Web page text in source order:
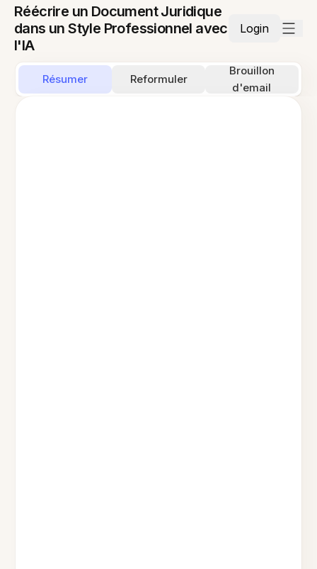
Réécrire un Document Juridique
dans un Style Professionnel avec
l'IA
Login
Résumer Reformuler
Brouillon
d'email